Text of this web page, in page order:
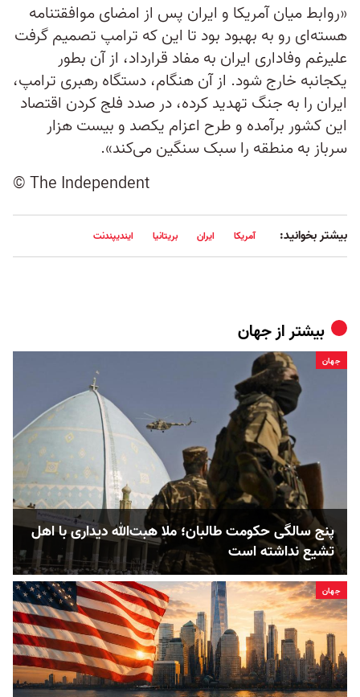
«روابط میان آمریکا و ایران پس از امضای موافقتنامه
هسته‌ای رو به بهبود بود تا این که ترامپ تصمیم گرفت
علیرغم وفاداری ایران به مفاد قرارداد، از آن بطور
یکجانبه خارج شود. از آن هنگام، دستگاه رهبری ترامپ،
ایران را به جنگ تهدید کرده، در صدد فلج کردن اقتصاد
این کشور برآمده و طرح اعزام یکصد و بیست هزار
سرباز به منطقه را سبک سنگین می‌کند».
© The Independent
بیشتر بخوانید: آمریکا ایران بریتانیا ایندیپندنت
بیشتر ازجهان
جهان
پنج‌ سالگی حکومت طالبان؛ ملا هبت‌الله دیداری با اهل
تشیع نداشته است
جهان